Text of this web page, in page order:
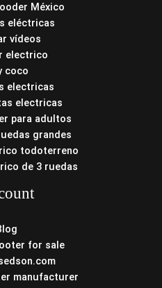
México
eléctricas
vídeos
electrico
coco
electricas
electricas
para adultos
grandes
todoterreno
de 3 ruedas
for sale
manufacturer